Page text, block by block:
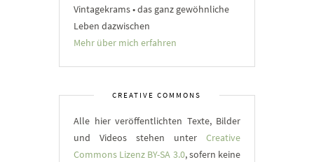
Vintagekrams • das ganz gewöhnliche
Leben dazwischen
Mehr über mich erfahren
CREATIVE COMMONS
Alle hier veröffentlichten Texte, Bilder
und Videos stehen unter Creative
Commons Lizenz BY-SA 3.0, sofern keine